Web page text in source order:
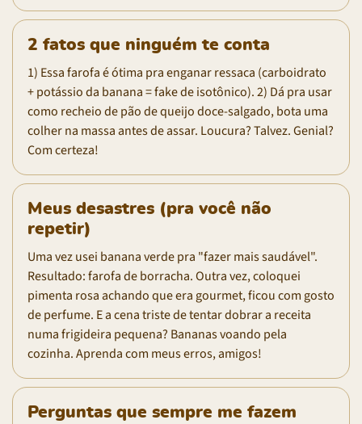
2 fatos que ninguém te conta
1) Essa farofa é ótima pra enganar ressaca (carboidrato
+ potássio da banana = fake de isotônico). 2) Dá pra usar
como recheio de pão de queijo doce-salgado, bota uma
colher na massa antes de assar. Loucura? Talvez. Genial?
Com certeza!
Meus desastres (pra você não
repetir)
Uma vez usei banana verde pra "fazer mais saudável".
Resultado: farofa de borracha. Outra vez, coloquei
pimenta rosa achando que era gourmet, ficou com gosto
de perfume. E a cena triste de tentar dobrar a receita
numa frigideira pequena? Bananas voando pela
cozinha. Aprenda com meus erros, amigos!
Perguntas que sempre me fazem